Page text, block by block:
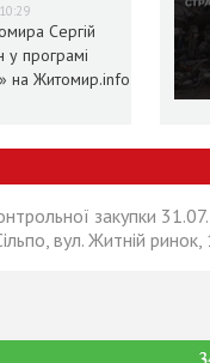
Сергій
у програмі
на Житомир.info
закупки
вул. Житній ринок,